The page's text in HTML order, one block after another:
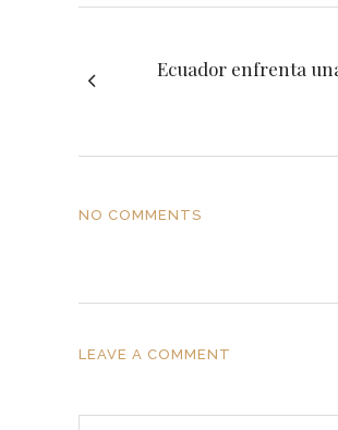
Ecuador enfrenta
NO COMMENTS
LEAVE A COMMENT